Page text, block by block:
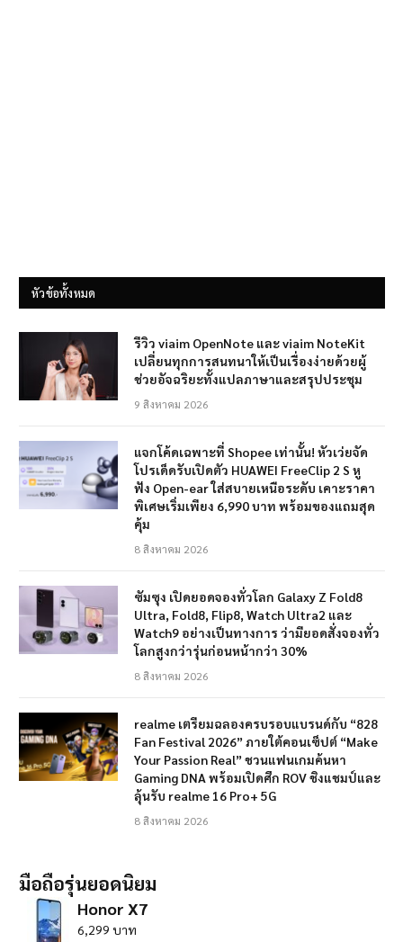
หัวข้อทั้งหมด
รีวิว viaim OpenNote และ viaim NoteKit
เปลี่ยนทุกการสนทนาให้เป็นเรื่องง่ายด้วยผู้
ช่วยอัจฉริยะทั้งแปลภาษาและสรุปประชุม
9 สิงหาคม 2026
แจกโค้ดเฉพาะที่ Shopee เท่านั้น! หัวเว่ยจัด
โปรเด็ดรับเปิดตัว HUAWEI FreeClip 2 S หู
ฟัง Open-ear ใส่สบายเหนือระดับ เคาะราคา
พิเศษเริ่มเพียง 6,990 บาท พร้อมของแถมสุด
คุ้ม
8 สิงหาคม 2026
ซัมซุง เปิดยอดจองทั่วโลก Galaxy Z Fold8
Ultra, Fold8, Flip8, Watch Ultra2 และ
Watch9 อย่างเป็นทางการ ว่ามียอดสั่งจองทั่ว
โลกสูงกว่ารุ่นก่อนหน้ากว่า 30%
8 สิงหาคม 2026
realme เตรียมฉลองครบรอบแบรนด์กับ “828
Fan Festival 2026” ภายใต้คอนเซ็ปต์ “Make
Your Passion Real” ชวนแฟนเกมค้นหา
Gaming DNA พร้อมเปิดศึก ROV ชิงแชมป์และ
ลุ้นรับ realme 16 Pro+ 5G
8 สิงหาคม 2026
มือถือรุ่นยอดนิยม
Honor X7
6,299 บาท